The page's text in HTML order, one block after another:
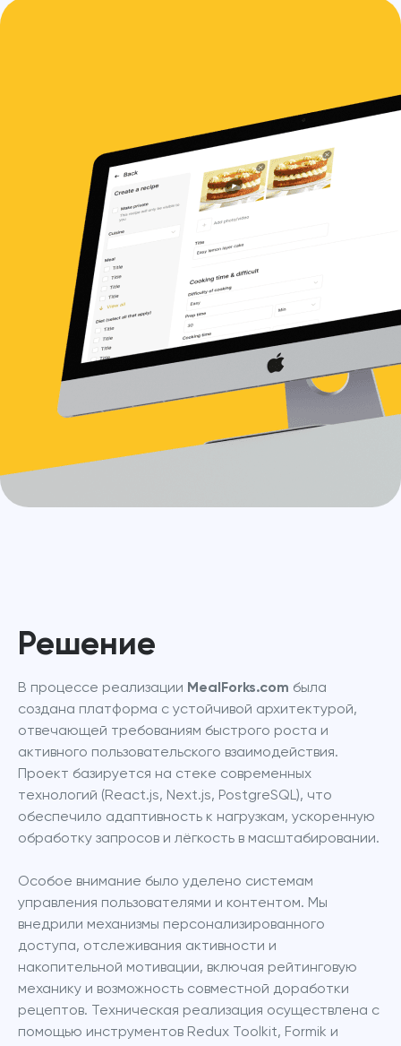
Решение
В процессе реализации MealForks.com была
создана платформа с устойчивой архитектурой,
отвечающей требованиям быстрого роста и
активного пользовательского взаимодействия.
Проект базируется на стекe современных
технологий (React.js, Next.js, PostgreSQL), что
обеспечило адаптивность к нагрузкам, ускоренную
обработку запросов и лёгкость в масштабировании.
Особое внимание было уделено системам
управления пользователями и контентом. Мы
внедрили механизмы персонализированного
доступа, отслеживания активности и
накопительной мотивации, включая рейтинговую
механику и возможность совместной доработки
рецептов. Техническая реализация осуществлена с
помощью инструментов Redux Toolkit, Formik и